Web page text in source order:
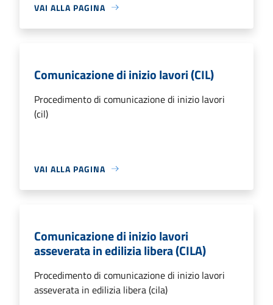
VAI ALLA PAGINA
Comunicazione di inizio lavori (CIL)
Procedimento di comunicazione di inizio lavori
(cil)
VAI ALLA PAGINA
Comunicazione di inizio lavori
asseverata in edilizia libera (CILA)
Procedimento di comunicazione di inizio lavori
asseverata in edilizia libera (cila)